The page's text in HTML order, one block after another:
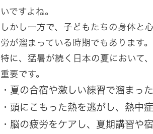
いですよね。
しかし一方で、子どもたちの身体と
労が溜まっている時期でもあります。
特に、猛暑が続く日本の夏において
重要です。
・夏の合宿や激しい練習で溜まっ
・頭にこもった熱を逃がし、熱中
・脳の疲労をケアし、夏期講習や